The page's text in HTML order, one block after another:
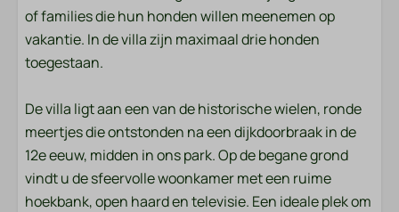
Entertainment
Gezelschapsspellen
Geluidsinstallatie
Wifi
Smart TV
Keuken
of families die hun honden willen meenemen op
vakantie. In de villa zijn maximaal drie honden
toegestaan.
De villa ligt aan een van de historische wielen, ronde
meertjes die ontstonden na een dijkdoorbraak in de
12e eeuw, midden in ons park. Op de begane grond
vindt u de sfeervolle woonkamer met een ruime
hoekbank, open haard en televisie. Een ideale plek om